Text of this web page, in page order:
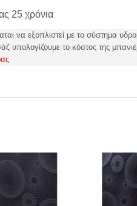
25 χρόνια
να εξοπλιστεί με το σύστημα
υπολογίζουμε το κόστος της